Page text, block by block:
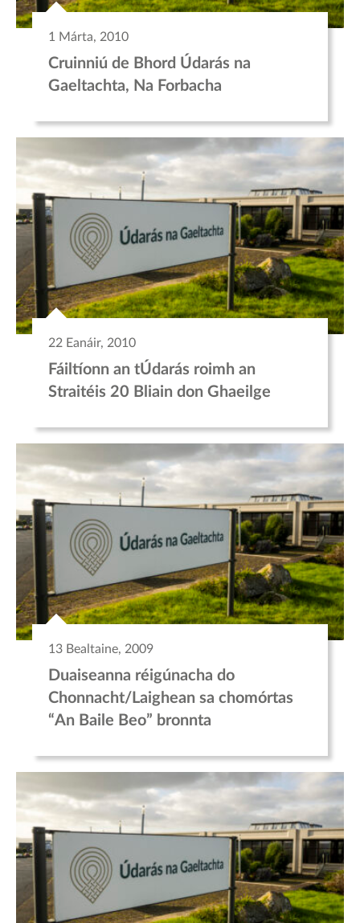
1 Márta, 2010
Cruinniú de Bhord Údarás na
Gaeltachta, Na Forbacha
22 Eanáir, 2010
Fáiltíonn an tÚdarás roimh an
Straitéis 20 Bliain don Ghaeilge
13 Bealtaine, 2009
Duaiseanna réigúnacha do
Chonnacht/Laighean sa chomórtas
“An Baile Beo” bronnta